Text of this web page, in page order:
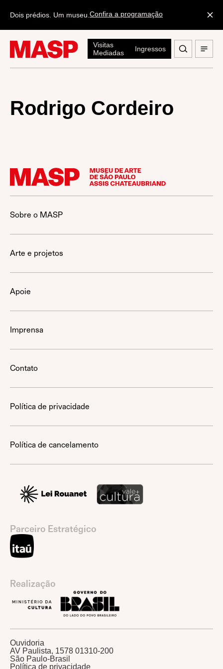
Dois prédios. Um museu. Confira a programação
Visitas
Mediadas
Ingressos
Rodrigo Cordeiro
Sobre o MASP
Arte e projetos
Apoie
Imprensa
Contato
Política de privacidade
Política de cancelamento
Parceiro Estratégico
Realização
Ouvidoria
AV Paulista, 1578 01310-200
São Paulo-Brasil
Política de privacidade